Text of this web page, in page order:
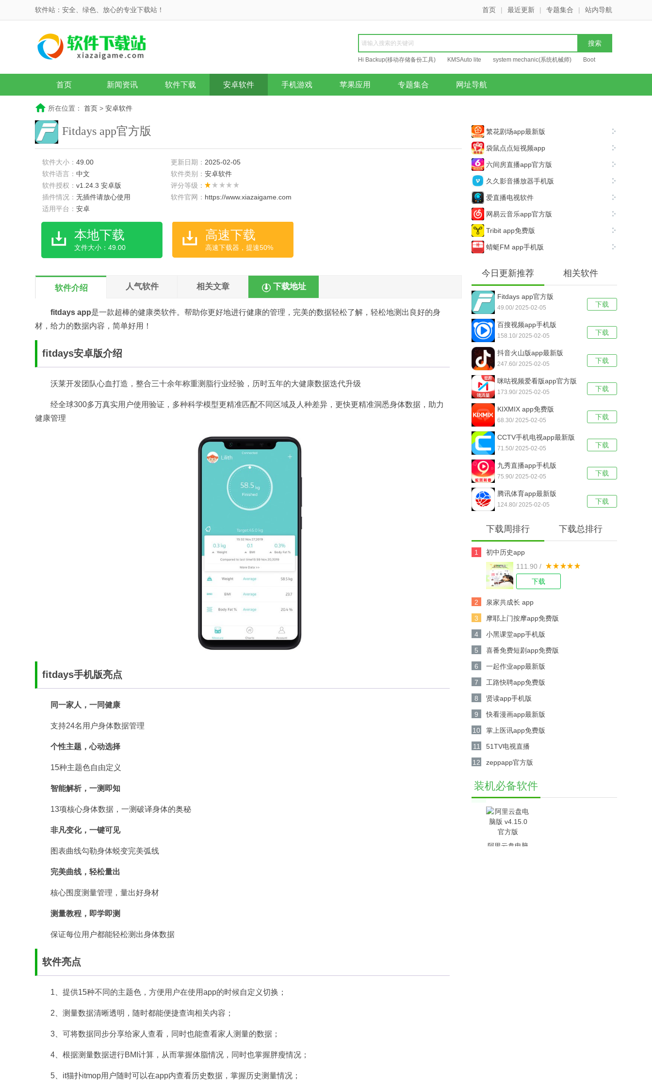
软件站：安全、绿色、放心的专业下载站！ 首页 | 最近更新 | 专题集合 | 站内导航
Hi Backup(移动存储备份工具) KMSAuto lite system mechanic(系统机械师) Boot
Repair
首页 新闻资讯 软件下载 安卓软件 手机游戏 苹果应用 专题集合 网址导航
所在位置： 首页 > 安卓软件
Fitdays app官方版
软件大小： 49.00 更新日期： 2025-02-05
软件语言： 中文 软件类别： 安卓软件
软件授权： v1.24.3 安卓版
评分等级：
插件情况： 无插件请放心使用 软件官网： https://www.xiazaigame.com
适用平台： 安卓
本地下载
文件大小：49.00
高速下载
高速下载器，提速50%
软件介绍 人气软件 相关文章 下载地址
fitdays app是一款超棒的健康类软件。帮助你更好地进行健康的管理，完美的数据轻松了解，轻松地测出良好的身
材，给力的数据内容，简单好用！
fitdays安卓版介绍
沃莱开发团队心血打造，整合三十余年称重测脂行业经验，历时五年的大健康数据迭代升级
经全球300多万真实用户使用验证，多种科学模型更精准匹配不同区域及人种差异，更快更精准洞悉身体数据，助力
健康管理
fitdays手机版亮点
同一家人，一同健康
支持24名用户身体数据管理
个性主题，心动选择
15种主题色自由定义
智能解析，一测即知
13项核心身体数据，一测破译身体的奥秘
非凡变化，一键可见
图表曲线勾勒身体蜕变完美弧线
完美曲线，轻松量出
核心围度测量管理，量出好身材
测量教程，即学即测
保证每位用户都能轻松测出身体数据
软件亮点
1、提供15种不同的主题色，方便用户在使用app的时候自定义切换；
2、测量数据清晰透明，随时都能便捷查询相关内容；
3、可将数据同步分享给家人查看，同时也能查看家人测量的数据；
4、根据测量数据进行BMI计算，从而掌握体脂情况，同时也掌握胖瘦情况；
5、it猫扑itmop用户随时可以在app内查看历史数据，掌握历史测量情况；
繁花剧场app最新版
袋鼠点点短视频app
六间房直播app官方版
久久影音播放器手机版
爱直播电视软件
网易云音乐app官方版
Tribit app免费版
蜻蜓FM app手机版
今日更新推荐 相关软件
下载
Fitdays app官方版
49.00/ 2025-02-05
下载
百搜视频app手机版
158.10/ 2025-02-05
下载
抖音火山版app最新版
247.60/ 2025-02-05
下载
咪咕视频爱看版app官方版
173.90/ 2025-02-05
下载
KIXMIX app免费版
68.30/ 2025-02-05
下载
CCTV手机电视app最新版
71.50/ 2025-02-05
下载
九秀直播app手机版
75.90/ 2025-02-05
下载
腾讯体育app最新版
124.80/ 2025-02-05
下载周排行 下载总排行
1
初中历史app
111.90 /
下载
2 泉家共成长 app
3 摩耶上门按摩app免费版
4 小黑课堂app手机版
5 喜番免费短剧app免费版
6 一起作业app最新版
7 工路快聘app免费版
8 贤读app手机版
9 快看漫画app最新版
10 掌上医讯app免费版
11 51TV电视直播
12 zeppapp官方版
装机必备软件
阿里云盘电脑